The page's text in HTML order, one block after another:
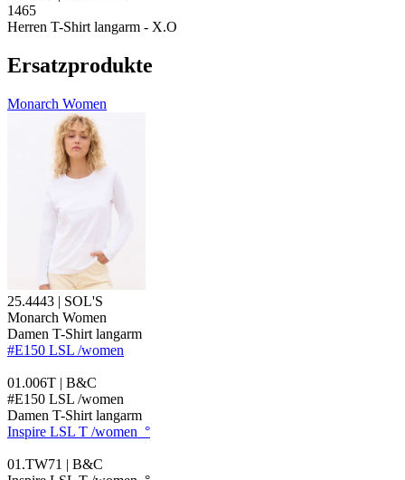
1465
Herren T-Shirt langarm - X.O
Ersatzprodukte
Monarch Women
25.4443 | SOL'S
Monarch Women
Damen T-Shirt langarm
#E150 LSL /women
01.006T | B&C
#E150 LSL /women
Damen T-Shirt langarm
Inspire LSL T /women_°
01.TW71 | B&C